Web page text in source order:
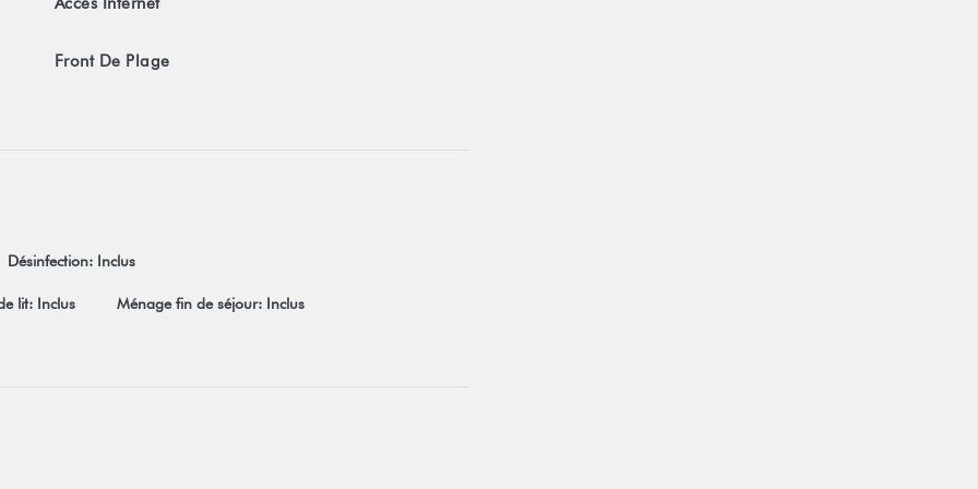
de nos conditions générales de vente qui peuvent être
Front De Plage
Désinfection: Inclus
lit: Inclus Ménage fin de séjour: Inclus